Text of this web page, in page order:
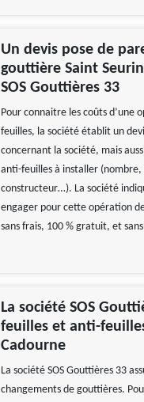
Un devis pose de
gouttière Saint
SOS Gouttières 33
Pour connaitre les coûts d’une
feuilles, la société établit un
concernant la société, mais
anti-feuilles à installer
constructeur…). La société
engager pour cette opération
sans frais, 100 % gratuit, et
La société SOS
feuilles et anti-
Cadourne
La société SOS Gouttières 33
changements de gouttières.